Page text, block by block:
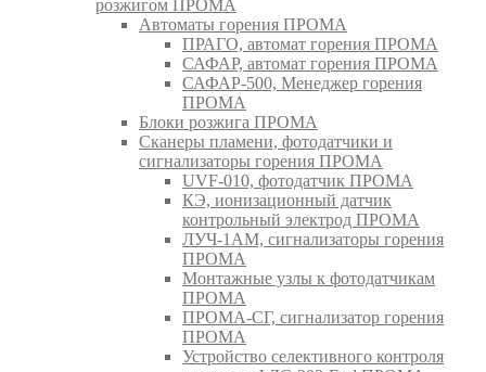
розжигом ПРОМА
Автоматы горения ПРОМА
ПРАГО, автомат горения ПРОМА
САФАР, автомат горения ПРОМА
САФАР-500, Менеджер горения
ПРОМА
Блоки розжига ПРОМА
Сканеры пламени, фотодатчики и
сигнализаторы горения ПРОМА
UVF-010, фотодатчик ПРОМА
КЭ, ионизационный датчик
контрольный электрод ПРОМА
ЛУЧ-1АМ, сигнализаторы горения
ПРОМА
Монтажные узлы к фотодатчикам
ПРОМА
ПРОМА-СГ, сигнализатор горения
ПРОМА
Устройство селективного контроля